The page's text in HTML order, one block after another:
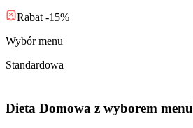
Rabat -15%
Wybór menu
Standardowa
Dieta Domowa z wyborem menu